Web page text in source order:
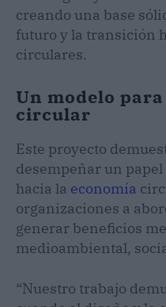
creando una base
futuro y la transición
circulares.
Un modelo
circular
Este proyecto
desempeñar un
hacia la economía
organizaciones a
generar beneficios
medioambiental,
“Nuestro trabajo